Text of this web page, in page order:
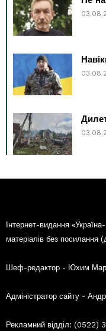
Інтернет-видання
матеріалів без посилання
Шеф-редактор - Юхим
Адміністратор сайту -
Рекламний відділ: (0522)